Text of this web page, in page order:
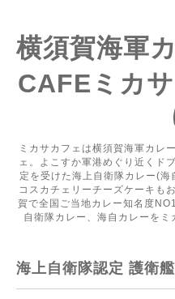
横須賀海軍
CAFEミカ
ミカサカフェは横須賀海軍カレ
ェ。よこすか軍港めぐり近くド
定を受けた海上自衛隊カレー(
コスカチェリーチーズケーキも
賀で全国ご当地カレー知名度
自衛隊カレー、海自カレーをミ
海上自衛隊認定 護衛